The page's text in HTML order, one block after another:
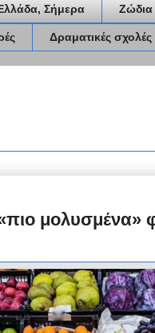
Σήμερα Ζώδια
Δραματικές
μολυσμένα»